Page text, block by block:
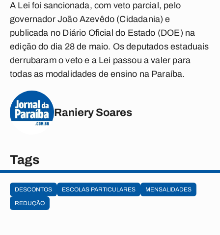
A Lei foi sancionada, com veto parcial, pelo
governador João Azevêdo (Cidadania) e
publicada no Diário Oficial do Estado (DOE) na
edição do dia 28 de maio. Os deputados estaduais
derrubaram o veto e a Lei passou a valer para
todas as modalidades de ensino na Paraíba.
Raniery Soares
Tags
DESCONTOS ESCOLAS PARTICULARES
MENSALIDADES
REDUÇÃO